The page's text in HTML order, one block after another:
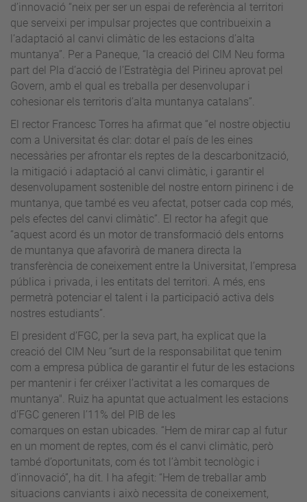
d’innovació “neix per ser un espai de referència al territori
que serveixi per impulsar projectes que contribueixin a
l’adaptació al canvi climàtic de les estacions d’alta
muntanya”. Per a Paneque, “la creació del CIM Neu forma
part del Pla d’acció de l’Estratègia del Pirineu aprovat pel
Govern, amb el qual es treballa per desenvolupar i
cohesionar els territoris d’alta muntanya catalans”.
El rector Francesc Torres ha afirmat que “el nostre objectiu
com a Universitat és clar: dotar el país de les eines
necessàries per afrontar els reptes de la descarbonització,
la mitigació i adaptació al canvi climàtic, i garantir el
desenvolupament sostenible del nostre entorn pirinenc i de
muntanya, que també es veu afectat, potser cada cop més,
pels efectes del canvi climàtic”. El rector ha afegit que
“aquest acord és un motor de transformació dels entorns
de muntanya que afavorirà de manera directa la
transferència de coneixement entre la Universitat, l’empresa
pública i privada, i les entitats del territori. A més, ens
permetrà potenciar el talent i la participació activa dels
nostres estudiants”.
El president d’FGC, per la seva part, ha explicat que la
creació del CIM Neu “surt de la responsabilitat que tenim
com a empresa pública de garantir el futur de les estacions
per mantenir i fer créixer l’activitat a les comarques de
muntanya". Ruiz ha apuntat que actualment les estacions
d’FGC generen l’11% del PIB de les
comarques on estan ubicades. “Hem de mirar cap al futur
en un moment de reptes, com és el canvi climàtic, però
també d’oportunitats, com és tot l’àmbit tecnològic i
d’innovació”, ha dit. I ha afegit: “Hem de treballar amb
situacions canviants i això necessita de coneixement,